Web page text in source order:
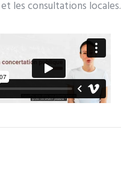
les consultations locales.